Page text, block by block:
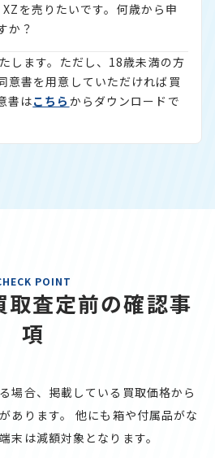
を売りたいです。何歳から申
か？
します。ただし、18歳未満の方
意書を用意していただければ買
書はこちら からダウンロードで
POINT
査定前の確認事
項
場合、掲載している買取価格から
あります。
他にも箱や付属品がな
末は減額対象となります。